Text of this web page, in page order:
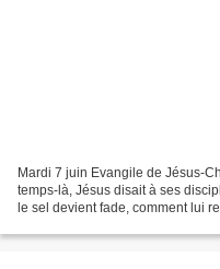
Mardi 7 juin Evangile de Jésus-
temps-là, Jésus disait à ses
le sel devient fade, comment lui